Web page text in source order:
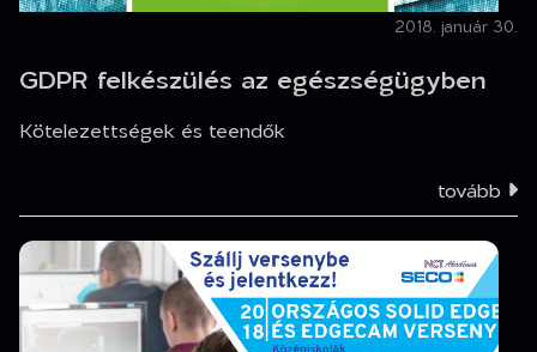
2018. január 30.
GDPR felkészülés az egészségügyben
Kötelezettségek és teendők
tovább